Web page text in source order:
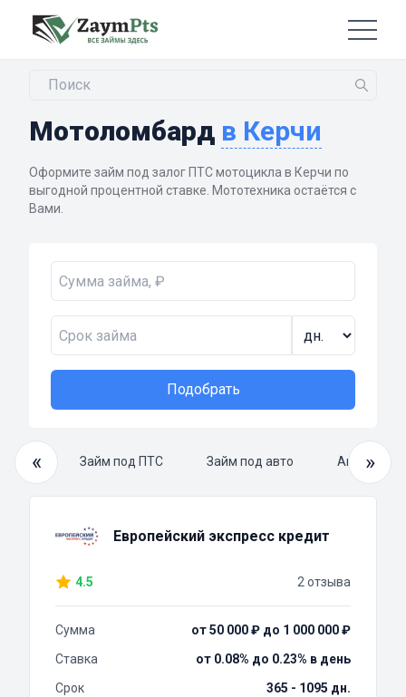
Мотоломбард в Керчи
Оформите займ под залог ПТС мотоцикла в Керчи по
выгодной процентной ставке. Мототехника остаётся с
Вами.
Подобрать
«
займ Займ под ПТС Займ под авто »
Европейский экспресс кредит
4.5 2 отзыва
Сумма
от 50 000 ₽ до 1 000 000 ₽
Ставка
от 0.08% до 0.23% в день
Срок
365 - 1095 дн.